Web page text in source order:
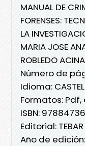
MANUAL DE
FORENSES:
LA
MARIA JOSE
ROBLEDO
Número de
Idioma:
Formatos: Pdf,
ISBN:
Editorial: TEBAR
Año de